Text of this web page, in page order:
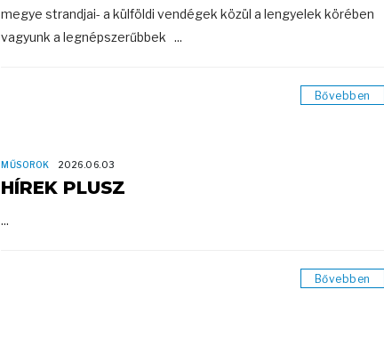
megye strandjai- a külföldi vendégek közül a lengyelek körében
vagyunk a legnépszerűbbek ...
Bővebben
MŰSOROK 2026.06.03
HÍREK PLUSZ
...
Bővebben